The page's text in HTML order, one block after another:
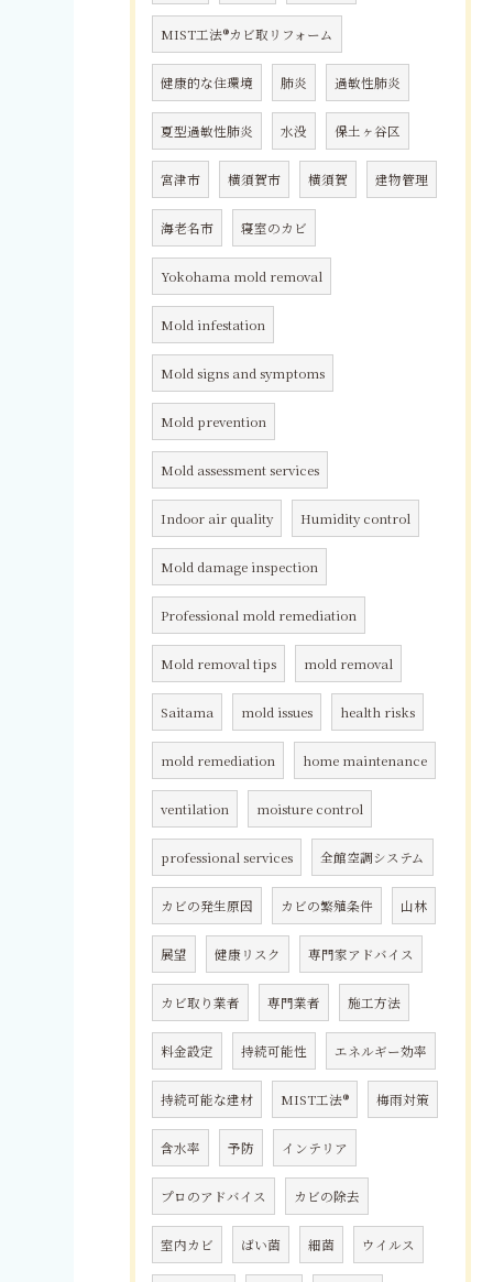
MIST工法®カビ取リフォーム
健康的な住環境 肺炎 過敏性肺炎
夏型過敏性肺炎 水没 保土ヶ谷区
宮津市 横須賀市 横須賀 建物管理
海老名市 寝室のカビ
Yokohama mold removal
Mold infestation
Mold signs and symptoms
Mold prevention
Mold assessment services
Indoor air quality Humidity control
Mold damage inspection
Professional mold remediation
Mold removal tips mold removal
Saitama mold issues health risks
mold remediation home maintenance
ventilation moisture control
professional services 全館空調システム
カビの発生原因 カビの繁殖条件 山林
展望 健康リスク 専門家アドバイス
カビ取り業者 専門業者 施工方法
料金設定 持続可能性 エネルギー効率
持続可能な建材 MIST工法® 梅雨対策
含水率 予防 インテリア
プロのアドバイス カビの除去
室内カビ ばい菌 細菌 ウイルス